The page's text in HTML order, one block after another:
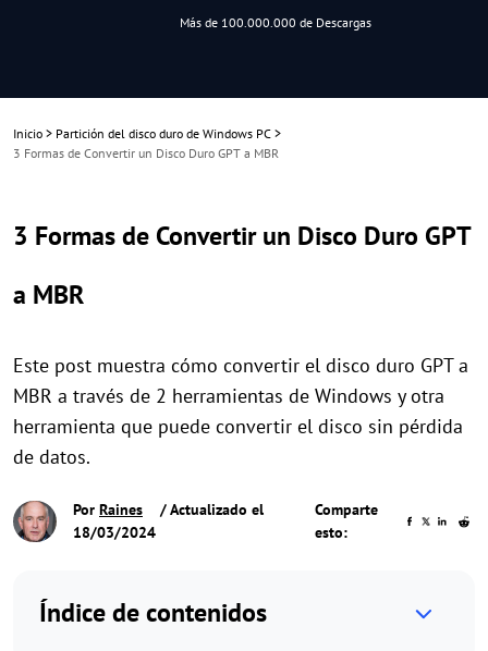
Más de 100.000.000 de Descargas
Inicio > Partición del disco duro de Windows PC >
3 Formas de Convertir un Disco Duro GPT a MBR
3 Formas de Convertir un Disco Duro GPT
a MBR
Este post muestra cómo convertir el disco duro GPT a
MBR a través de 2 herramientas de Windows y otra
herramienta que puede convertir el disco sin pérdida
de datos.
Por Raines
/ Actualizado el
18/03/2024
Comparte
esto:
Índice de contenidos